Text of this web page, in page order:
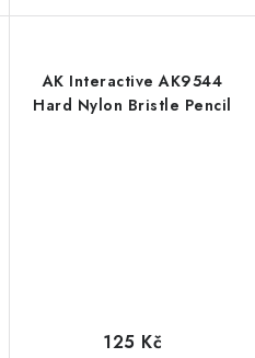
AK Interactive AK9544
Hard Nylon Bristle Pencil
125 Kč